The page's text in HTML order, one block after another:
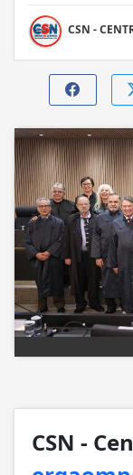
CSN -
CSN -